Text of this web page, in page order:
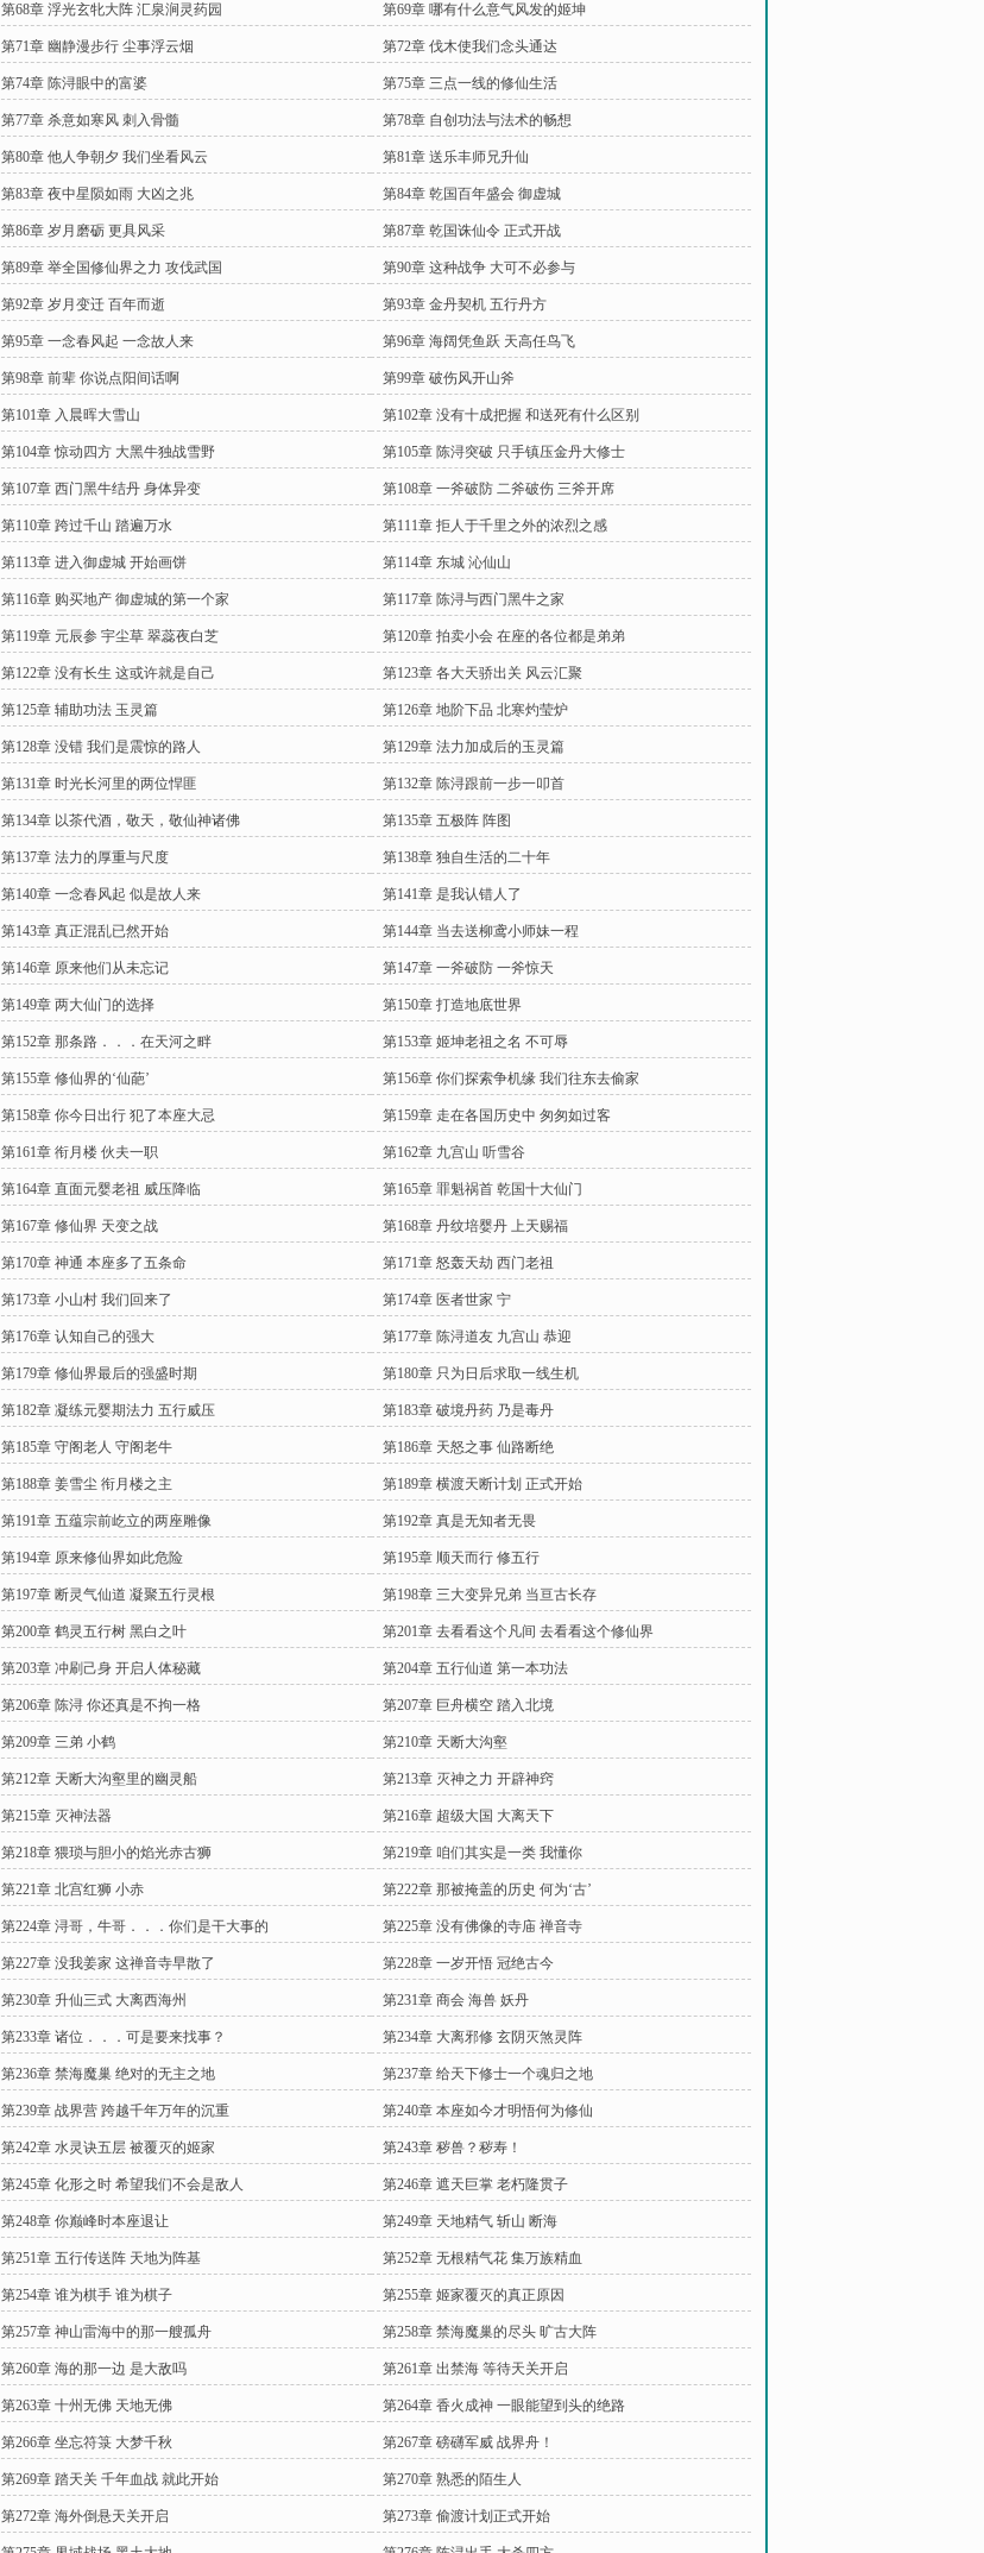
第68章 浮光玄牝大阵 汇泉涧灵药园 第69章 哪有什么意气风发的姬坤
第71章 幽静漫步行 尘事浮云烟 第72章 伐木使我们念头通达
第74章 陈浔眼中的富婆 第75章 三点一线的修仙生活
第77章 杀意如寒风 刺入骨髓 第78章 自创功法与法术的畅想
第80章 他人争朝夕 我们坐看风云 第81章 送乐丰师兄升仙
第83章 夜中星陨如雨 大凶之兆 第84章 乾国百年盛会 御虚城
第86章 岁月磨砺 更具风采 第87章 乾国诛仙令 正式开战
第89章 举全国修仙界之力 攻伐武国 第90章 这种战争 大可不必参与
第92章 岁月变迁 百年而逝 第93章 金丹契机 五行丹方
第95章 一念春风起 一念故人来 第96章 海阔凭鱼跃 天高任鸟飞
第98章 前辈 你说点阳间话啊 第99章 破伤风开山斧
第101章 入晨晖大雪山 第102章 没有十成把握 和送死有什么区别
第104章 惊动四方 大黑牛独战雪野 第105章 陈浔突破 只手镇压金丹大修士
第107章 西门黑牛结丹 身体异变 第108章 一斧破防 二斧破伤 三斧开席
第110章 跨过千山 踏遍万水 第111章 拒人于千里之外的浓烈之感
第113章 进入御虚城 开始画饼 第114章 东城 沁仙山
第116章 购买地产 御虚城的第一个家 第117章 陈浔与西门黑牛之家
第119章 元辰参 宇尘草 翠蕊夜白芝 第120章 拍卖小会 在座的各位都是弟弟
第122章 没有长生 这或许就是自己 第123章 各大天骄出关 风云汇聚
第125章 辅助功法 玉灵篇 第126章 地阶下品 北寒灼莹炉
第128章 没错 我们是震惊的路人 第129章 法力加成后的玉灵篇
第131章 时光长河里的两位悍匪 第132章 陈浔跟前一步一叩首
第134章 以茶代酒，敬天，敬仙神诸佛 第135章 五极阵 阵图
第137章 法力的厚重与尺度 第138章 独自生活的二十年
第140章 一念春风起 似是故人来 第141章 是我认错人了
第143章 真正混乱已然开始 第144章 当去送柳鸢小师妹一程
第146章 原来他们从未忘记 第147章 一斧破防 一斧惊天
第149章 两大仙门的选择 第150章 打造地底世界
第152章 那条路．．．在天河之畔 第153章 姬坤老祖之名 不可辱
第155章 修仙界的‘仙葩’ 第156章 你们探索争机缘 我们往东去偷家
第158章 你今日出行 犯了本座大忌 第159章 走在各国历史中 匆匆如过客
第161章 衔月楼 伙夫一职 第162章 九宫山 听雪谷
第164章 直面元婴老祖 威压降临 第165章 罪魁祸首 乾国十大仙门
第167章 修仙界 天变之战 第168章 丹纹培婴丹 上天赐福
第170章 神通 本座多了五条命 第171章 怒轰天劫 西门老祖
第173章 小山村 我们回来了 第174章 医者世家 宁
第176章 认知自己的强大 第177章 陈浔道友 九宫山 恭迎
第179章 修仙界最后的强盛时期 第180章 只为日后求取一线生机
第182章 凝练元婴期法力 五行威压 第183章 破境丹药 乃是毒丹
第185章 守阁老人 守阁老牛 第186章 天怒之事 仙路断绝
第188章 姜雪尘 衔月楼之主 第189章 横渡天断计划 正式开始
第191章 五蕴宗前屹立的两座雕像 第192章 真是无知者无畏
第194章 原来修仙界如此危险 第195章 顺天而行 修五行
第197章 断灵气仙道 凝聚五行灵根 第198章 三大变异兄弟 当亘古长存
第200章 鹤灵五行树 黑白之叶 第201章 去看看这个凡间 去看看这个修仙界
第203章 冲刷己身 开启人体秘藏 第204章 五行仙道 第一本功法
第206章 陈浔 你还真是不拘一格 第207章 巨舟横空 踏入北境
第209章 三弟 小鹤 第210章 天断大沟壑
第212章 天断大沟壑里的幽灵船 第213章 灭神之力 开辟神窍
第215章 灭神法器 第216章 超级大国 大离天下
第218章 猥琐与胆小的焰光赤古狮 第219章 咱们其实是一类 我懂你
第221章 北宫红狮 小赤 第222章 那被掩盖的历史 何为‘古’
第224章 浔哥，牛哥．．．你们是干大事的 第225章 没有佛像的寺庙 禅音寺
第227章 没我姜家 这禅音寺早散了 第228章 一岁开悟 冠绝古今
第230章 升仙三式 大离西海州 第231章 商会 海兽 妖丹
第233章 诸位．．．可是要来找事？ 第234章 大离邪修 玄阴灭煞灵阵
第236章 禁海魔巢 绝对的无主之地 第237章 给天下修士一个魂归之地
第239章 战界营 跨越千年万年的沉重 第240章 本座如今才明悟何为修仙
第242章 水灵诀五层 被覆灭的姬家 第243章 秽兽？秽寿！
第245章 化形之时 希望我们不会是敌人 第246章 遮天巨掌 老朽隆贯子
第248章 你巅峰时本座退让 第249章 天地精气 斩山 断海
第251章 五行传送阵 天地为阵基 第252章 无根精气花 集万族精血
第254章 谁为棋手 谁为棋子 第255章 姬家覆灭的真正原因
第257章 神山雷海中的那一艘孤舟 第258章 禁海魔巢的尽头 旷古大阵
第260章 海的那一边 是大敌吗 第261章 出禁海 等待天关开启
第263章 十州无佛 天地无佛 第264章 香火成神 一眼能望到头的绝路
第266章 坐忘符箓 大梦千秋 第267章 磅礴军威 战界舟！
第269章 踏天关 千年血战 就此开始 第270章 熟悉的陌生人
第272章 海外倒悬天关开启 第273章 偷渡计划正式开始